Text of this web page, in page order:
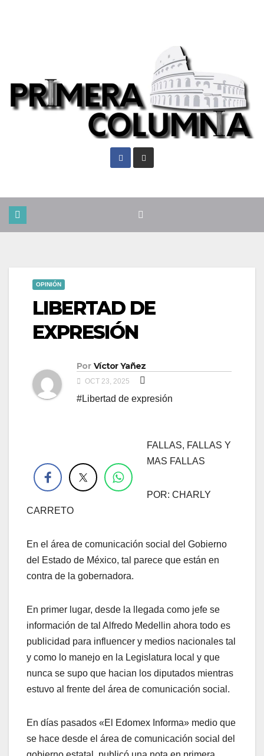
OPINIÓN
LIBERTAD DE
EXPRESIÓN
Por Víctor Yañez
OCT 23, 2025
#Libertad de expresión
FALLAS, FALLAS Y
MAS FALLAS
POR: CHARLY
CARRETO
En el área de comunicación social del Gobierno
del Estado de México, tal parece que están en
contra de la gobernadora.
En primer lugar, desde la llegada como jefe se
información de tal Alfredo Medellin ahora todo es
publicidad para influencer y medios nacionales tal
y como lo manejo en la Legislatura local y que
nunca se supo que hacian los diputados mientras
estuvo al frente del área de comunicación social.
En días pasados «El Edomex Informa» medio que
se hace desde el área de comunicación social del